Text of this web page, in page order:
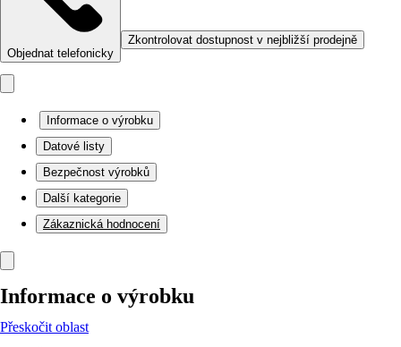
Objednat telefonicky
Zkontrolovat dostupnost v nejbližší prodejně
Informace o výrobku
Datové listy
Bezpečnost výrobků
Další kategorie
Zákaznická hodnocení
Informace o výrobku
Přeskočit oblast